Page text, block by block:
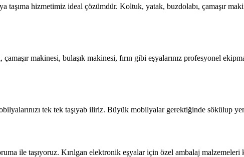
taşıma hizmetimiz ideal çözümdür. Koltuk, yatak, buzdolabı, çamaşır
makinesi, bulaşık makinesi, fırın gibi eşyalarınız profesyonel
tek tek taşıyab iliriz. Büyük mobilyalar gerektiğinde sökülup
ile taşıyoruz. Kırılgan elektronik eşyalar için özel ambalaj malzemeleri